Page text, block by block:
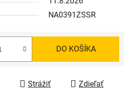
NA0391ZSSR
DO KOŠÍKA
Strážiť Zdieľať